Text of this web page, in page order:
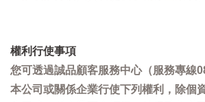
權利行使事項
您可透過誠品顧客服務中心（服務專線
本公司或關係企業行使下列權利，除個